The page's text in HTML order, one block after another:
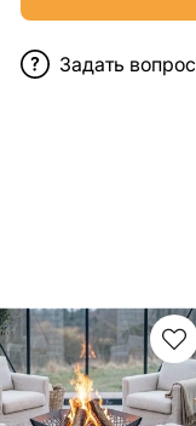
Задать вопрос